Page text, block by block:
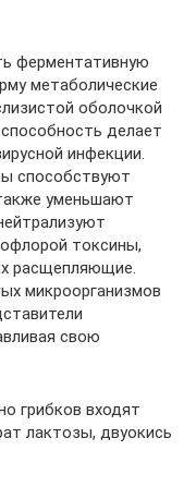
ферментативную
метаболические
оболочкой
делает
инфекции.
способствуют
уменьшают
токсины,
расщепляющие.
микроорганизмов
свою
грибков входят
лактозы, двуокись